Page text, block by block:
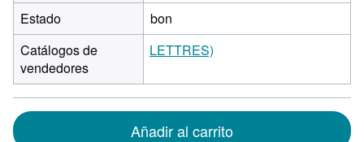
Estado
bon
Catálogos de
vendedores
LETTRES)
Añadir al carrito